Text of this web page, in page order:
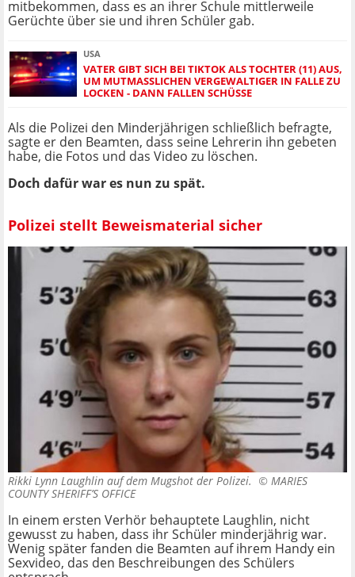
mitbekommen, dass es an ihrer Schule mittlerweile
Gerüchte über sie und ihren Schüler gab.
USA
VATER GIBT SICH BEI TIKTOK ALS TOCHTER (11) AUS,
UM MUTMASSLICHEN VERGEWALTIGER IN FALLE ZU L
OCKEN - DANN FALLEN SCHÜSSE
Als die Polizei den Minderjährigen schließlich befragte,
sagte er den Beamten, dass seine Lehrerin ihn gebeten
habe, die Fotos und das Video zu löschen.
Doch dafür war es nun zu spät.
Polizei stellt Beweismaterial sicher
Rikki Lynn Laughlin auf dem Mugshot der Polizei. © MARIES
COUNTY SHERIFF’S OFFICE
In einem ersten Verhör behauptete Laughlin, nicht
gewusst zu haben, dass ihr Schüler minderjährig war.
Wenig später fanden die Beamten auf ihrem Handy ein
Sexvideo, das den Beschreibungen des Schülers